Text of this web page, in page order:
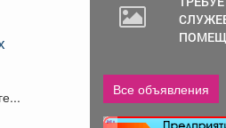
Все объявления